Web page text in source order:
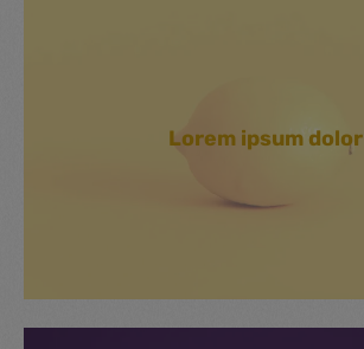
Lorem ipsum dolor